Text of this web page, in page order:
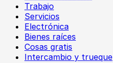
Trabajo
Servicios
Electrónica
Bienes raíces
Cosas gratis
Intercambio y trueque